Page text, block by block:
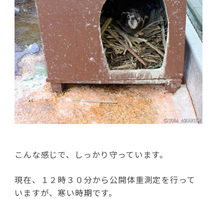
こんな感じで、しっかり守っています。
現在、１２時３０分から公開体重測定を行って
いますが、寒い時期です。